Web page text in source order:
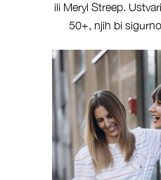
ili Meryl Streep.
50+, njih bi